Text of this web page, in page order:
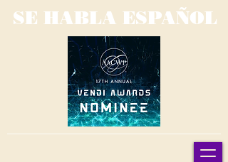
SE HABLA ESPAÑOL